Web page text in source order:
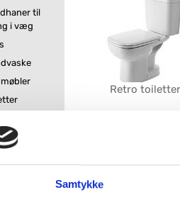
Samtykke
til
i væg
til
&
Retro toiletter
kundeservice